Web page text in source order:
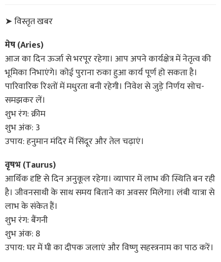
➤ विस्तृत खबर
मेष (Aries)
आज का दिन ऊर्जा से भरपूर रहेगा। आप अपने कार्यक्षेत्र में नेतृत्व की
भूमिका निभाएंगे। कोई पुराना रुका हुआ कार्य पूर्ण हो सकता है।
पारिवारिक रिश्तों में मधुरता बनी रहेगी। निवेश से जुड़े निर्णय सोच-
समझकर लें।
शुभ रंग: क्रीम
शुभ अंक: 3
उपाय: हनुमान मंदिर में सिंदूर और तेल चढ़ाएं।
वृषभ (Taurus)
आर्थिक दृष्टि से दिन अनुकूल रहेगा। व्यापार में लाभ की स्थिति बन रही
है। जीवनसाथी के साथ समय बिताने का अवसर मिलेगा। लंबी यात्रा से
लाभ के संकेत हैं।
शुभ रंग: बैंगनी
शुभ अंक: 8
उपाय: घर में घी का दीपक जलाएं और विष्णु सहस्त्रनाम का पाठ करें।